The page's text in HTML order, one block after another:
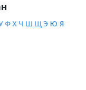
Ф Х Ч Ш Щ Э Ю Я